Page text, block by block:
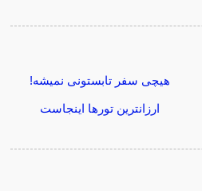
هیچی سفر تابستونی نمیشه!
ارزانترین تورها اینجاست